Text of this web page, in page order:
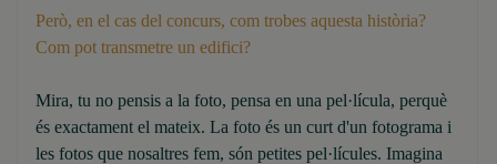
Però, en el cas del concurs, com trobes aquesta història?
Com pot transmetre un edifici?
Mira, tu no pensis a la foto, pensa en una pel·lícula, perquè
és exactament el mateix. La foto és un curt d'un fotograma i
les fotos que nosaltres fem, són petites pel·lícules. Imagina